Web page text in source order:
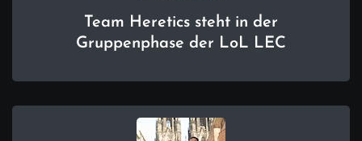
Team Heretics steht in der
Gruppenphase der LoL LEC